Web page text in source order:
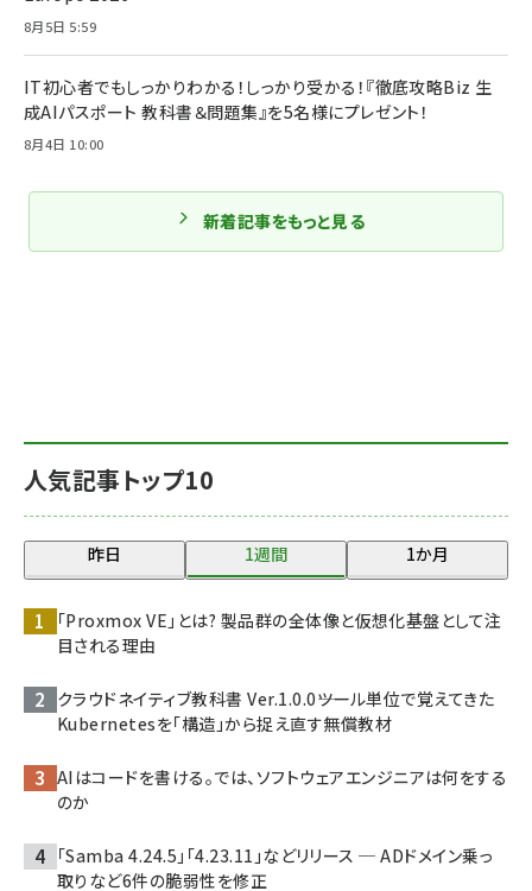
人気記事トップ10
昨日 1週間 1か月
「Proxmox VE」とは? 製品群の全体像と仮想化基盤として注
目される理由
クラウドネイティブ教科書 Ver.1.0.0――ツール単位で覚えてきた
Kubernetesを「構造」から捉え直す無償教材
AIはコードを書ける。では、ソフトウェアエンジニアは何をする
のか
「Samba 4.24.5」「4.23.11」などリリース ─ ADドメイン乗っ
取りなど6件の脆弱性を修正
8月5日 5:59
IT初心者でもしっかりわかる！しっかり受かる！『徹底攻略Biz 生
成AIパスポート 教科書＆問題集』を5名様にプレゼント！
8月4日 10:00
新着記事をもっと見る